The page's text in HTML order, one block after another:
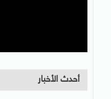
أحدث الأخبار